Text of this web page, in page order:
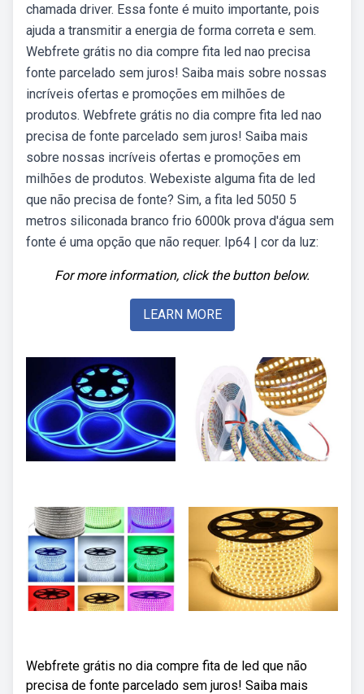
chamada driver. Essa fonte é muito importante, pois
ajuda a transmitir a energia de forma correta e sem.
Webfrete grátis no dia compre fita led nao precisa
fonte parcelado sem juros! Saiba mais sobre nossas
incríveis ofertas e promoções em milhões de
produtos. Webfrete grátis no dia compre fita led nao
precisa de fonte parcelado sem juros! Saiba mais
sobre nossas incríveis ofertas e promoções em
milhões de produtos. Webexiste alguma fita de led
que não precisa de fonte? Sim, a fita led 5050 5
metros siliconada branco frio 6000k prova d'água sem
fonte é uma opção que não requer. Ip64 | cor da luz:
For more information, click the button below.
LEARN MORE
Webfrete grátis no dia compre fita de led que não
precisa de fonte parcelado sem juros! Saiba mais